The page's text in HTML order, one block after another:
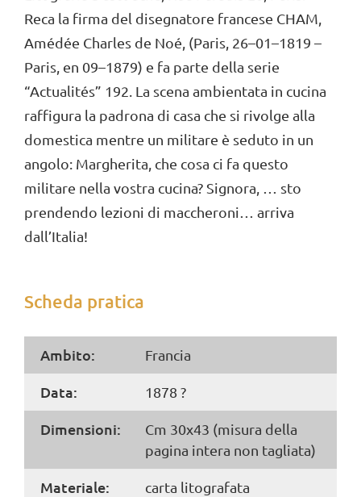
Reca la firma del disegnatore francese CHAM,
Amédée Charles de Noé, (Paris, 26–01–1819 –
Paris, en 09–1879) e fa parte della serie
“Actualités” 192. La scena ambientata in cucina
raffigura la padrona di casa che si rivolge alla
domestica mentre un militare è seduto in un
angolo: Margherita, che cosa ci fa questo
militare nella vostra cucina? Signora, … sto
prendendo lezioni di maccheroni… arriva
dall’Italia!
Scheda pratica
Ambito: Francia
Data: 1878 ?
Dimensioni:
Cm 30x43 (misura della
pagina intera non tagliata)
Materiale: carta litografata